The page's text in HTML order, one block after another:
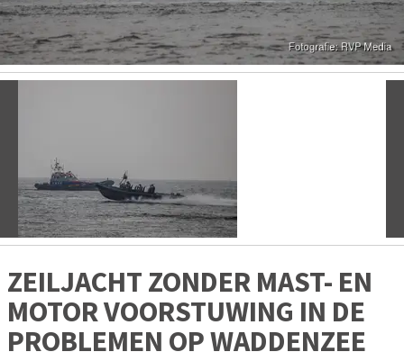
ZEILJACHT ZONDER MAST- EN
MOTOR VOORSTUWING IN DE
PROBLEMEN OP WADDENZEE